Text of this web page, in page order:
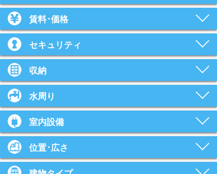
賃料･価格
セキュリティ
収納
水周り
室内設備
位置･広さ